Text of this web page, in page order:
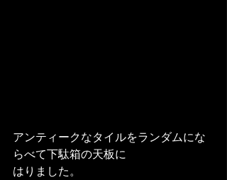
アンティークなタイルをランダムにな
らべて下駄箱の天板に
はりました。